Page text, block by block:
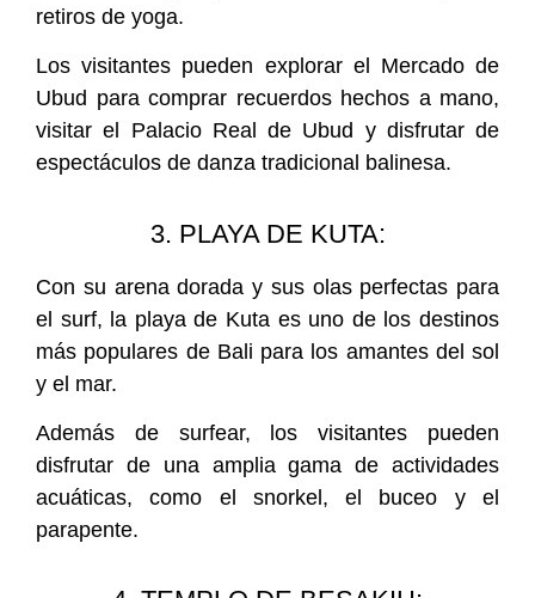
retiros de yoga.
Los visitantes pueden explorar el Mercado de
Ubud para comprar recuerdos hechos a mano,
visitar el Palacio Real de Ubud y disfrutar de
espectáculos de danza tradicional balinesa.
3. PLAYA DE KUTA:
Con su arena dorada y sus olas perfectas para
el surf, la playa de Kuta es uno de los destinos
más populares de Bali para los amantes del sol
y el mar.
Además de surfear, los visitantes pueden
disfrutar de una amplia gama de actividades
acuáticas, como el snorkel, el buceo y el
parapente.